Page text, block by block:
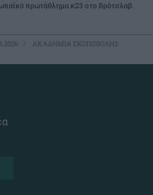
πρωτάθλημα κ23 στο Βρότσλαβ.
ΑΚΑΔΗΜΙΑ ΣΚΟΠΟΒΟΛΗΣ